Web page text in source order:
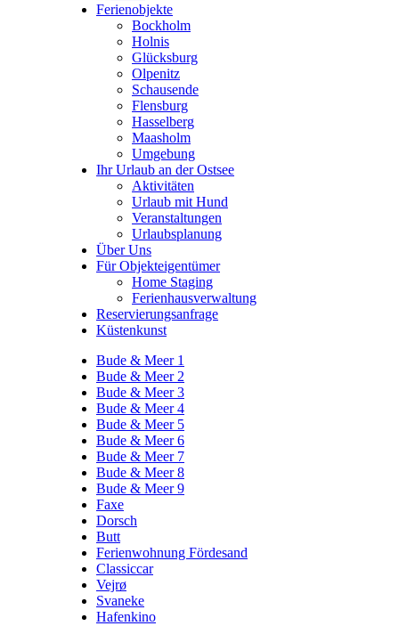
Ferienobjekte
Bockholm
Holnis
Glücksburg
Olpenitz
Schausende
Flensburg
Hasselberg
Maasholm
Umgebung
Ihr Urlaub an der Ostsee
Aktivitäten
Urlaub mit Hund
Veranstaltungen
Urlaubsplanung
Über Uns
Für Objekteigentümer
Home Staging
Ferienhausverwaltung
Reservierungsanfrage
Küstenkunst
Bude & Meer 1
Bude & Meer 2
Bude & Meer 3
Bude & Meer 4
Bude & Meer 5
Bude & Meer 6
Bude & Meer 7
Bude & Meer 8
Bude & Meer 9
Faxe
Dorsch
Butt
Ferienwohnung Fördesand
Classiccar
Vejrø
Svaneke
Hafenkino